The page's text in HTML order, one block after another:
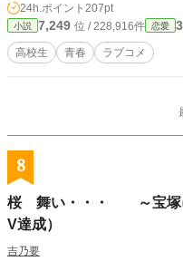
24h.ポイント 207pt
小説 7,249 位 / 228,916件 恋愛
高校生 青春 ラブコメ
8
桜 舞い・・・ ～宝塚
V達成）
吉乃要